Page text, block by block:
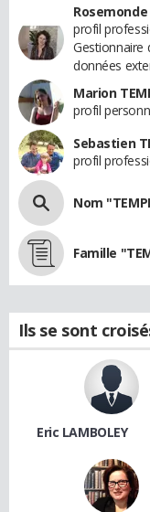
Rosemonde
profil
Gestionnaire
données
Marion
profil
Sebastien
profil
Nom
Famille
Ils se sont
Eric LAMBOLEY